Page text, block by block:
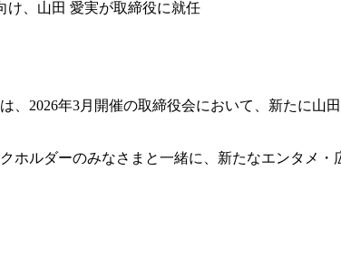
け、山田 愛実が取締役に就任
2026年3月開催の取締役会において、新たに山
ホルダーのみなさまと一緒に、新たなエンタメ・